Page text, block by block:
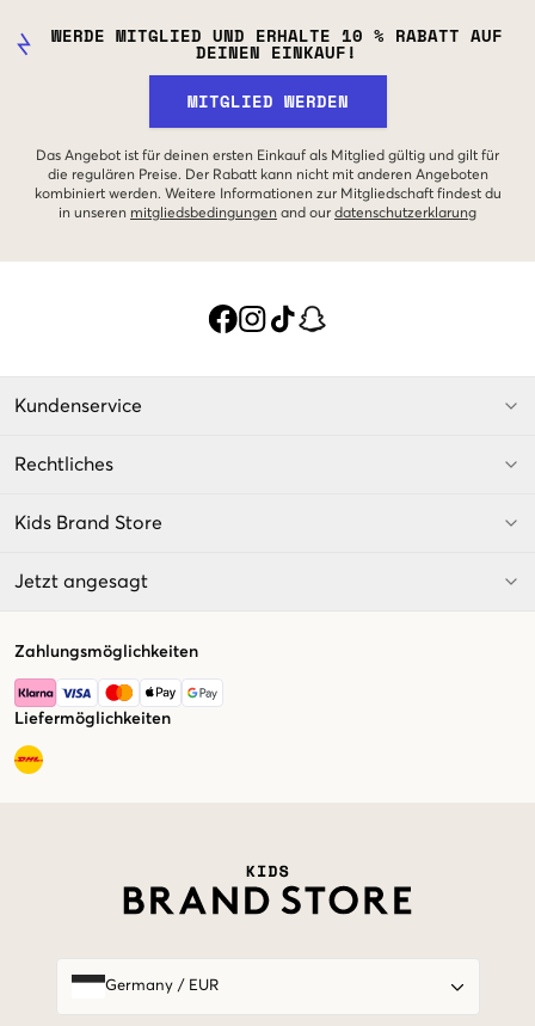
WERDE MITGLIED UND ERHALTE 10 % RABATT AUF
DEINEN EINKAUF!
MITGLIED WERDEN
Das Angebot ist für deinen ersten Einkauf als Mitglied gültig und gilt für
die regulären Preise. Der Rabatt kann nicht mit anderen Angeboten
kombiniert werden. Weitere Informationen zur Mitgliedschaft findest du
in unseren mitgliedsbedingungen and our datenschutzerklarung
Kundenservice
Rechtliches
Kids Brand Store
Jetzt angesagt
Zahlungsmöglichkeiten
Liefermöglichkeiten
Germany/ EUR